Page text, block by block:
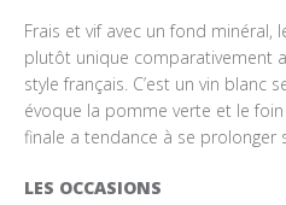
Frais et vif avec un fond minéral,
plutôt unique comparativement
style français. C’est un vin blanc
évoque la pomme verte et le
finale a tendance à se prolonger
LES OCCASIONS